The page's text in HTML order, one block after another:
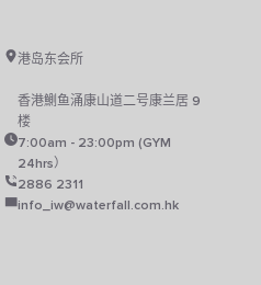
港岛东会所
香港鰂鱼涌康山道二号康兰居 9
楼
7:00am - 23:00pm (GYM
24hrs）
2886 2311
info_iw@waterfall.com.hk